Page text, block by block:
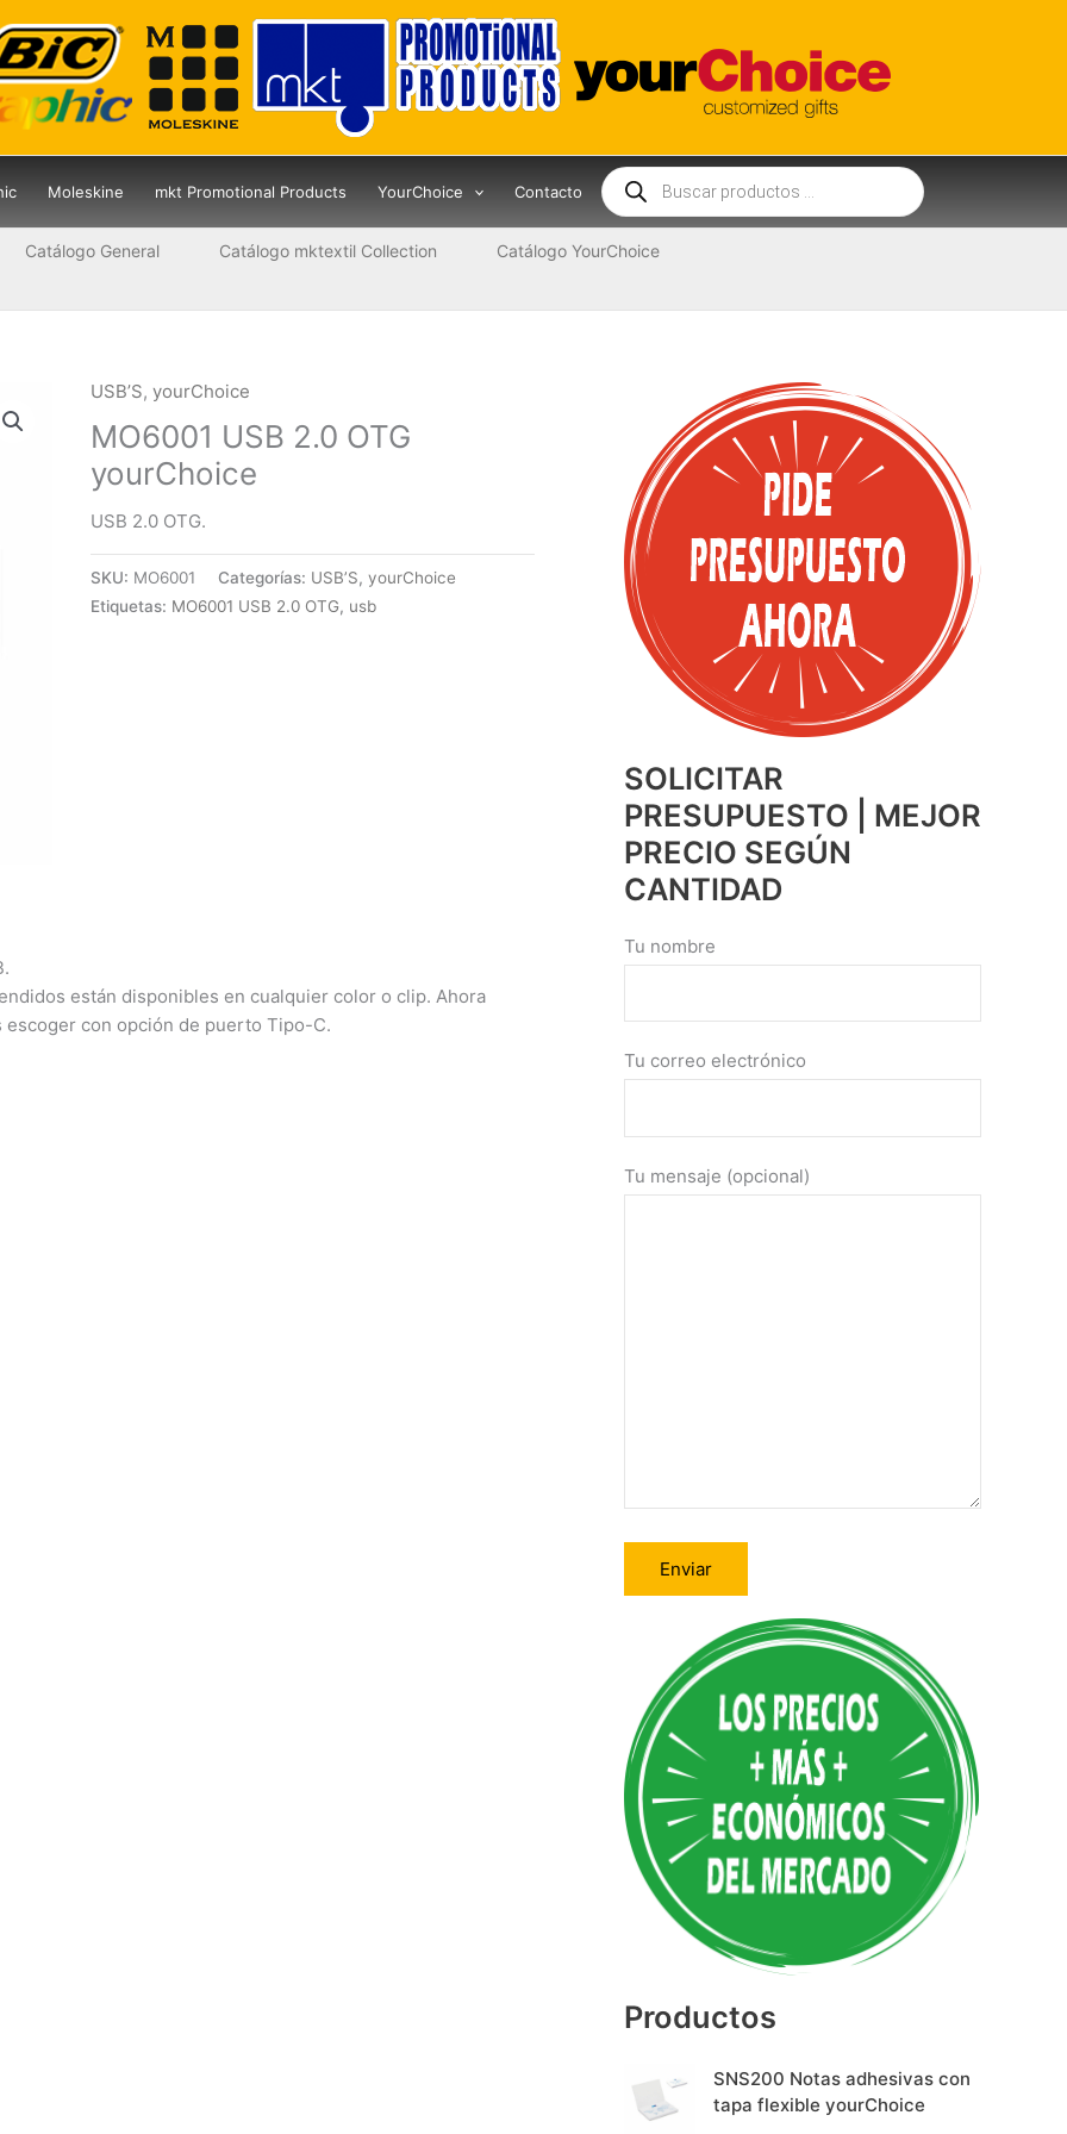
Moleskine mkt Promotional Products YourChoice Contacto
Búsqueda
de
productos
Catálogo General Catálogo mktextil Collection
Catálogo YourChoice
USB’S,yourChoice
MO6001 USB 2.0 OTG
yourChoice
USB 2.0 OTG.
SKU: MO6001 Categorías: USB’S,yourChoice
Etiquetas: MO6001 USB 2.0 OTG, usb
están disponibles en cualquier color o clip. Ahora
escoger con opción de puerto Tipo-C.
SOLICITAR
PRESUPUESTO | MEJOR
PRECIO SEGÚN
CANTIDAD
Tu nombre
Tu correo electrónico
Tu mensaje (opcional)
e
r
n
a
:Productos
SNS200 Notas adhesivas con
tapa flexible yourChoice